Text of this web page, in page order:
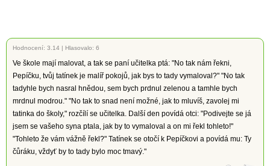
Hodnocení: 3.14 | Hlasovalo: 6
Ve škole mají malovat, a tak se paní učitelka ptá: "No tak nám řekni,
Pepíčku, tvůj tatínek je malíř pokojů, jak bys to tady vymaloval?" "No tak
tadyhle bych nasral hnědou, sem bych prdnul zelenou a tamhle bych
mrdnul modrou." "No tak to snad není možné, jak to mluvíš, zavolej mi
tatinka do školy," rozčílí se učitelka. Další den povídá otci: "Podivejte se já
jsem se vašeho syna ptala, jak by to vymaloval a on mi řekl tohleto!"
"Tohleto že vám vážně řekl?" Tatínek se otočí k Pepíčkovi a povídá mu: Ty
čůráku, vždyť by to tady bylo moc tmavý."